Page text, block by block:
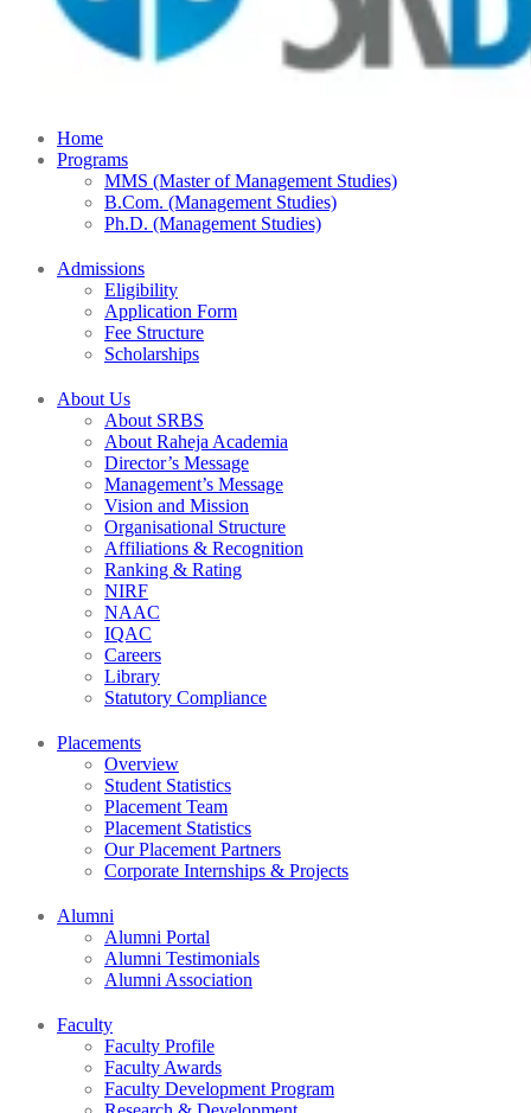
Home
Programs
MMS (Master of Management Studies)
B.Com. (Management Studies)
Ph.D. (Management Studies)
Admissions
Eligibility
Application Form
Fee Structure
Scholarships
About Us
About SRBS
About Raheja Academia
Director’s Message
Management’s Message
Vision and Mission
Organisational Structure
Affiliations & Recognition
Ranking & Rating
NIRF
NAAC
IQAC
Careers
Library
Statutory Compliance
Placements
Overview
Student Statistics
Placement Team
Placement Statistics
Our Placement Partners
Corporate Internships & Projects
Alumni
Alumni Portal
Alumni Testimonials
Alumni Association
Faculty
Faculty Profile
Faculty Awards
Faculty Development Program